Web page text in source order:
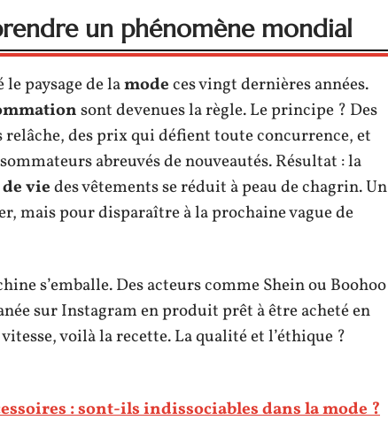
un phénomène mondial
paysage de lamodeces vingt dernières années.
sont devenues la règle. Le principe ? Des
relâche, des prix qui défient toute concurrence, et
abreuvés de nouveautés. Résultat : la
viedes vêtements se réduit à peau de chagrin. Un
mais pour disparaître à la prochaine vague de
s’emballe. Des acteurs comme Shein ou Boohoo
sur Instagram en produit prêt à être acheté en
voilà la recette. La qualité et l’éthique ?
: sont-ils indissociables dans la mode ?